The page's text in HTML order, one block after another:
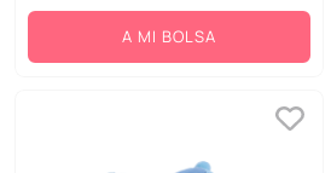
A MI BOLSA